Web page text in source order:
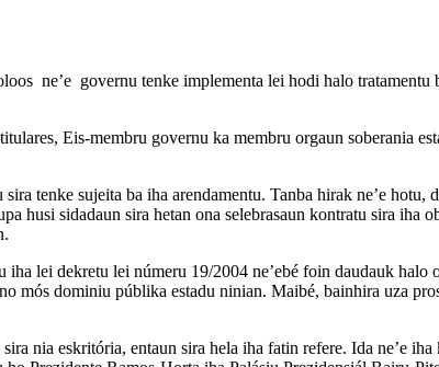
ne’e governu tenke implementa lei hodi halo
Eis-membru governu ka membru orgaun soberania
tenke sujeita ba iha arendamentu. Tanba hirak ne’e hotu,
husi sidadaun sira hetan ona selebrasaun kontratu sira iha
lei dekretu lei númeru 19/2004 ne’ebé foin daudauk halo
dominiu públika estadu ninian. Maibé, bainhira uza
nia eskritória, entaun sira hela iha fatin refere. Ida ne’e